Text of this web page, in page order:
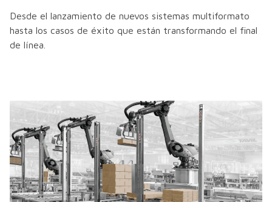
Desde el lanzamiento de nuevos sistemas multiformato
hasta los casos de éxito que están transformando el final
de línea.